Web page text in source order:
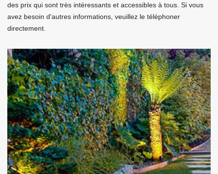
des prix qui sont très intéressants et accessibles à tous. Si vous
avez besoin d'autres informations, veuillez le téléphoner
directement.